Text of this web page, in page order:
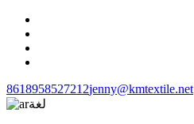
8618958527212jenny@kmtextile.net
لغة